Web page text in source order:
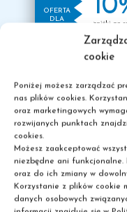
cookie
Poniżej możesz zarządzać
nas plików cookies.
oraz marketingowych
rozwijanych punktach
cookies.
Możesz zaakceptować
niezbędne ani funkcjonalne.
oraz do ich zmiany w
Korzystanie z plików cookie
danych osobowych
każdą
Możesz
12 000 zł
Nie czekaj –
Regulamin w
Aktualizacja
14.09
OFERTA
DLA
zniżki na
OFERTA
SŁUCHACZY
SZKOŁY
PASCAL
CAFE